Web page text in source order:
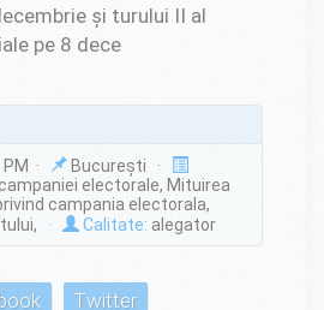
și turului II al
pe 8 dece
·
București ·
electorale, Mituirea
campania electorala,
· Calitate: alegator
Twitter